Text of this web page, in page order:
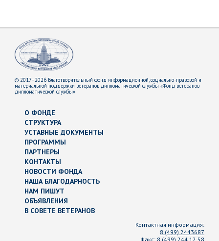
© 2017–2026 Благотворительный фонд информационной, социально-правовой и
материальной поддержки ветеранов дипломатической службы «Фонд ветеранов
дипломатической службы»
О ФОНДЕ
СТРУКТУРА
УСТАВНЫЕ ДОКУМЕНТЫ
ПРОГРАММЫ
ПАРТНЕРЫ
КОНТАКТЫ
НОВОСТИ ФОНДА
НАША БЛАГОДАРНОСТЬ
НАМ ПИШУТ
ОБЪЯВЛЕНИЯ
В СОВЕТЕ ВЕТЕРАНОВ
Контактная информация:
8 (499) 2443687
факс: 8 (499) 244 12 58